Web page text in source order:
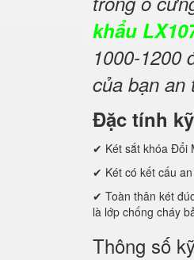
khẩu
1000-1200
của bạn an
Đặc tính
✔ Két sắt khóa Đổi
✔ Két có kết cấu
✔ Toàn thân két
là lớp chống cháy
Thông số